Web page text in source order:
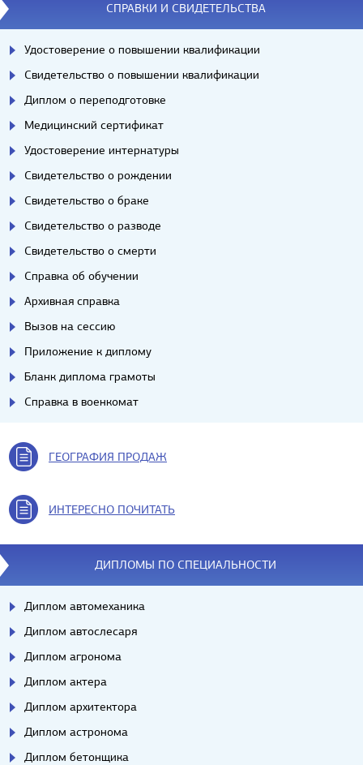
СПРАВКИ И СВИДЕТЕЛЬСТВА
Удостоверение о повышении квалификации
Свидетельство о повышении квалификации
Диплом о переподготовке
Медицинский сертификат
Удостоверение интернатуры
Свидетельство о рождении
Свидетельство о браке
Свидетельство о разводе
Свидетельство о смерти
Справка об обучении
Архивная справка
Вызов на сессию
Приложение к диплому
Бланк диплома грамоты
Справка в военкомат
ГЕОГРАФИЯ ПРОДАЖ
ИНТЕРЕСНО ПОЧИТАТЬ
ДИПЛОМЫ ПО СПЕЦИАЛЬНОСТИ
Диплом автомеханика
Диплом автослесаря
Диплом агронома
Диплом актера
Диплом архитектора
Диплом астронома
Диплом бетонщика